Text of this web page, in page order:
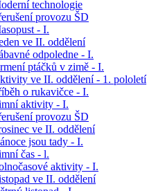
technologie
provozu ŠD
- I.
ve II. oddělení
odpoledne - I.
ptáčků v zimě - I.
ve II. oddělení - 1. pololetí
o rukavičce - I.
aktivity - I.
provozu ŠD
ve II. oddělení
jsou tady - I.
čas - l.
aktivity - I.
ve II. oddělení